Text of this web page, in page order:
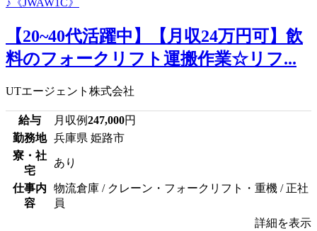
【20~40代活躍中】【月収24万円可】飲
料のフォークリフト運搬作業☆リフ...
UTエージェント株式会社
給与 月収例247,000円
勤務地
兵庫県 姫路市
寮・社
宅
あり
仕事内
容
物流倉庫 / クレーン・フォークリフト・重機 / 正社
員
詳細を表示